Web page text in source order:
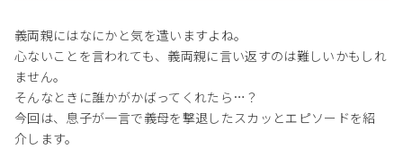
義両親にはなにかと気を遣いますよね。
心ないことを言われても、義両親に言い返すのは難しいかもしれ
ません。
そんなときに誰かがかばってくれたら…？
今回は、息子が一言で義母を撃退したスカッとエピソードを紹
介します。